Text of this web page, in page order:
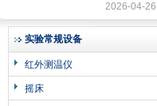
2026-04-26
实验常规设备
红外测温仪
摇床